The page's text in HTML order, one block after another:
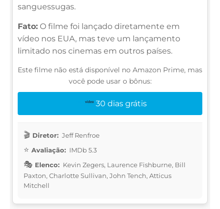
sanguessugas.
Fato: O filme foi lançado diretamente em
vídeo nos EUA, mas teve um lançamento
limitado nos cinemas em outros países.
Este filme não está disponível no Amazon Prime, mas
você pode usar o bônus:
30 dias grátis
Diretor: Jeff Renfroe
Avaliação: IMDb 5.3
Elenco: Kevin Zegers, Laurence Fishburne, Bill
Paxton, Charlotte Sullivan, John Tench, Atticus
Mitchell